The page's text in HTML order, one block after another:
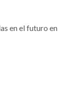
en el futuro en